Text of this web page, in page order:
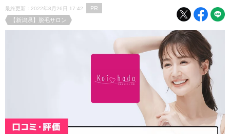
最終更新：2022年8月26日 17:42
PR
【新潟県】脱毛サロン